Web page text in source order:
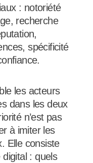
: notoriété
recherche
spécificité
les acteurs
dans les deux
n’est pas
à imiter les
Elle consiste
: quels